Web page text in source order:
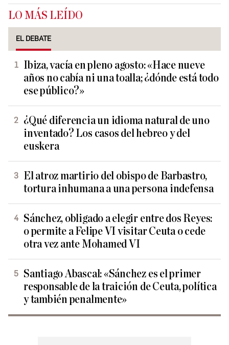
LO MÁS LEÍDO
EL DEBATE
Ibiza, vacía en pleno agosto: «Hace nueve
años no cabía ni una toalla; ¿dónde está todo
ese público?»
¿Qué diferencia un idioma natural de uno
inventado? Los casos del hebreo y del
euskera
El atroz martirio del obispo de Barbastro,
tortura inhumana a una persona indefensa
Sánchez, obligado a elegir entre dos Reyes:
o permite a Felipe VI visitar Ceuta o cede
otra vez ante Mohamed VI
Santiago Abascal: «Sánchez es el primer
responsable de la traición de Ceuta, política
y también penalmente»